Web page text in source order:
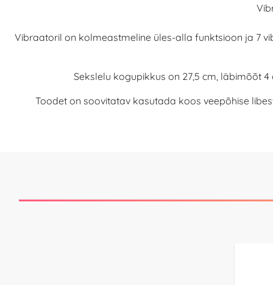
Vibraatoril on kolmeastmeline üles-alla funktsioon ja 7
Sekslelu kogupikkus on 27,5 cm, läbimõõt
Toodet on soovitatav kasutada koos veepõhise